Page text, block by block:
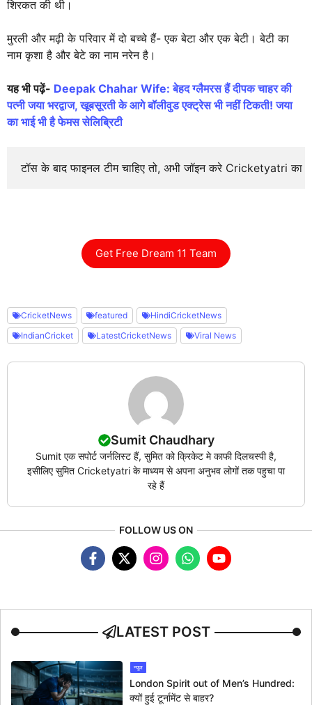
शिरकत की थी।
मुरली और मढ़ी के परिवार में दो बच्चे हैं- एक बेटा और एक बेटी। बेटी का
नाम कृशा है और बेटे का नाम नरेन है।
यह भी पढ़ें- Deepak Chahar Wife: बेहद ग्लैमरस हैं दीपक चाहर की
पत्नी जया भरद्वाज, खूबसूरती के आगे बॉलीवुड एक्ट्रेस भी नहीं टिकती! जया
का भाई भी है फेमस सेलिब्रिटी
टॉस के बाद फाइनल टीम चाहिए तो, अभी जॉइन करे Cricketyatri
Get Free Dream 11 Team
CricketNews featured
HindiCricketNews
IndianCricket
LatestCricketNews Viral News
Sumit Chaudhary
Sumit एक सपोर्ट जर्नलिस्ट हैं, सुमित को क्रिकेट मे काफी दिलचस्पी है,
इसीलिए सुमित Cricketyatri के माध्यम से अपना अनुभव लोगों तक पहुचा पा
रहे हैं
FOLLOW US ON
LATEST POST
न्यूज
London Spirit out of Men’s Hundred:
क्यों हुई टूर्नामेंट से बाहर?